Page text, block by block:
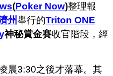
(Poker Now)整理報
州舉行的Triton ONE
神秘賞金賽收官階段，經
晨3:30之後才落幕。其